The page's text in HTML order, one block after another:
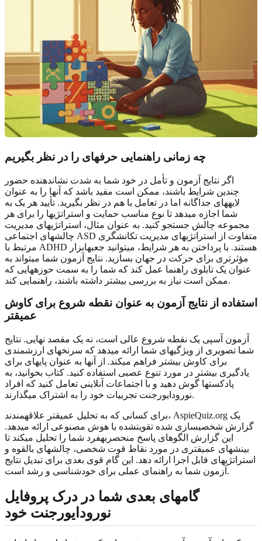
چه زمانی راهنمایی حرفهای را در نظر بگیریم
اگر نتایج آزمون و تأمل در خود شما به شدت نشاندهنده حضور
چندین شرایط باشند، ممکن است مفید باشد که آنها را به عنوان
لایههای جداگانه اما در تعامل با هم در نظر بگیرید. تأیید هر یک به
شما اجازه میدهد تا نوع مناسب حمایت و استراتژیها را برای هر
مجموعه چالش جستجو کنید. به عنوان مثال، استراتژیهای مدیریت
چالشهای اجتماعی ASD متفاوت از استراتژیهای مدیریت تکانشگری
مرتبط با ADHD هستند. با پرداختن به هر شرایط، میتوانید جعبهابزار
مؤثرتری برای حرکت در جهان بسازید. نتایج آزمون شما میتواند به
عنوان یک تابلوی راهنما عمل کند که شما را به سمت حوزههایی که
ممکن است نیاز به بررسی بیشتر داشته باشند، راهنمایی کند.
استفاده از نتایج آزمون به عنوان نقطه شروع برای کاوش
عمیقتر
آزمون آسپی یک نقطه شروع عالی است، نه یک مقصد نهایی. نتایج
شما تصویری از ویژگیهای شما ارائه میدهد که سرنخهای ارزشمندی
برای کاوش بیشتر فراهم میکند. از آنها به عنوان پایهای برای
یادگیری بیشتر در مورد تنوع عصبی استفاده کنید. کتاب بخوانید، به
پادکستها گوش دهید و با اجتماعات آنلاینی تعامل کنید که افراد
نورودایورجنت تجربیات خود را به اشتراک میگذارند.
برای کسانی که به تحلیل عمیقتر علاقهمندند، AspieQuiz.org یک
گزارش شخصیسازی شده تقویتشده با هوش مصنوعی ارائه میدهد.
این گزارش الگوهای پاسخ منحصربهفرد شما را تحلیل میکند تا
بینشهای عمیقتری در مورد نقاط قوت شخصی، چالشهای بالقوه و
استراتژیهای قابل اجرا ارائه دهد. این گام قوی بعدی برای تبدیل نتایج
آزمون شما به راهنمای عملی برای خودشناسی و رشد است.
گامهای بعدی شما در درک پروفایل
نورودایورجنت خود